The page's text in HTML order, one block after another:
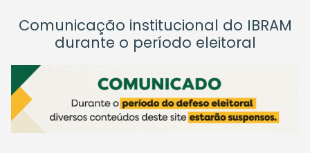
Comunicação institucional do IBRAM
durante o período eleitoral